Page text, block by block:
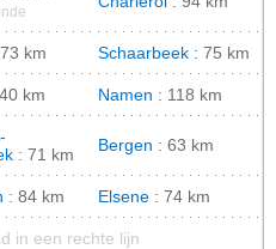
km Schaarbeek : 75 km
km Namen : 118 km
: 71 km
Bergen : 63 km
: 84 km Elsene : 74 km
in een rechte lijn